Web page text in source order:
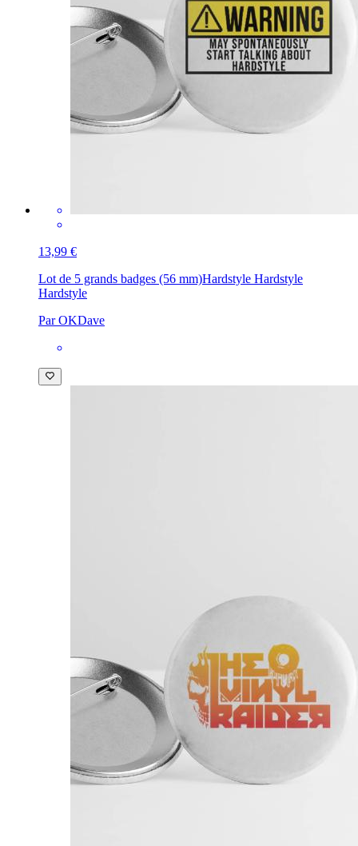
13,99 €
Lot de 5 grands badges (56 mm)Hardstyle Hardstyle
Hardstyle
Par OKDave